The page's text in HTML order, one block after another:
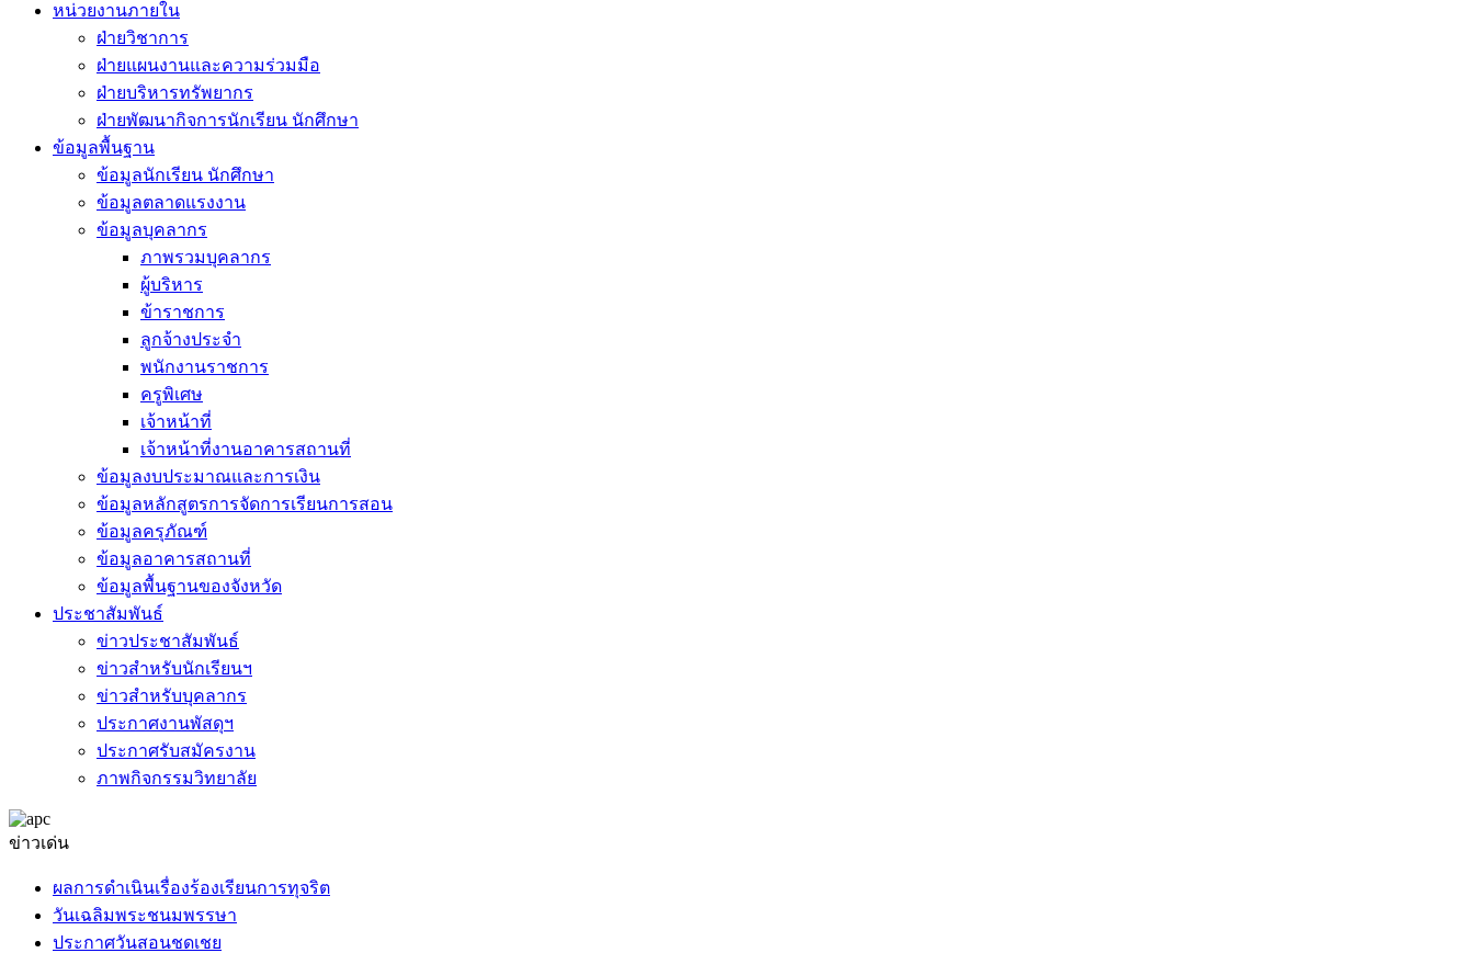
หน่วยงานภายใน
ฝ่ายวิชาการ
ฝ่ายแผนงานและความร่วมมือ
ฝ่ายบริหารทรัพยากร
ฝ่ายพัฒนากิจการนักเรียน นักศึกษา
ข้อมูลพื้นฐาน
ข้อมูลนักเรียน นักศึกษา
ข้อมูลตลาดแรงงาน
ข้อมูลบุคลากร
ภาพรวมบุคลากร
ผู้บริหาร
ข้าราชการ
ลูกจ้างประจำ
พนักงานราชการ
ครูพิเศษ
เจ้าหน้าที่
เจ้าหน้าที่งานอาคารสถานที่
ข้อมูลงบประมาณและการเงิน
ข้อมูลหลักสูตรการจัดการเรียนการสอน
ข้อมูลครุภัณฑ์
ข้อมูลอาคารสถานที่
ข้อมูลพื้นฐานของจังหวัด
ประชาสัมพันธ์
ข่าวประชาสัมพันธ์
ข่าวสำหรับนักเรียนฯ
ข่าวสำหรับบุคลากร
ประกาศงานพัสดุฯ
ประกาศรับสมัครงาน
ภาพกิจกรรมวิทยาลัย
ข่าวเด่น
ผลการดำเนินเรื่องร้องเรียนการทุจริต
วันเฉลิมพระชนมพรรษา
ประกาศวันสอนชดเชย